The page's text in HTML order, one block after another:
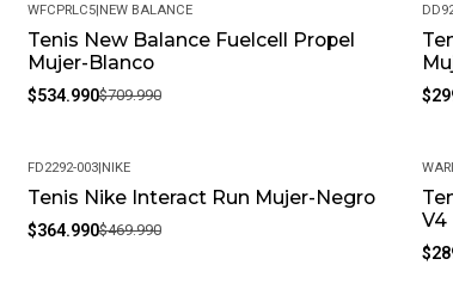
-25%
WFCPRLC5|NEW BALANCE
Tenis New Balance Fuelcell Propel
Mujer-Blanco
$534.990$709.990
-
-22%
FD2292-003|NIKE
Tenis Nike Interact Run Mujer-Negro
$364.990$469.990
-
V4